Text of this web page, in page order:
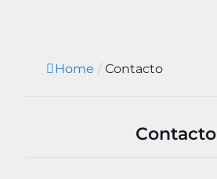
Home / Contacto
Contacto